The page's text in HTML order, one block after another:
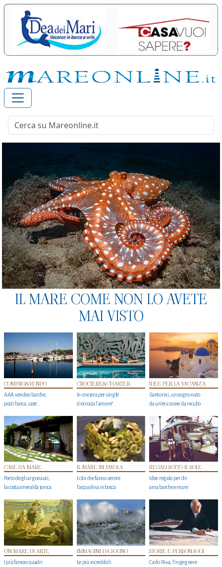
IL MARE COME NON LO AVETE
MAI VISTO
COMPRO&VENDO
AAA vendesi barche,
posti barca, case…
CROCIERE&CHARTER
In crociera per single
s'incrocia l’amore?
IDEE PER LA VACANZA
Santorini, un sogno nato
da un’eruzione da incubo
CASE DA MARE
Porto degli argonauti,
la costa smeralda jonica
IL MARE IN TAVOLA
I cibi che fanno venire
l’acquolina in bocca
REGALI SOTTO IL SOLE
Idee regalo per chi
ama barche e mare
UN MARE DI ARTE
I più famosi quadri
IMMAGINI DA SOGNO
Le più incredibili
STORIE E PERSONAGGI
Carlo Riva, l’ingegnere